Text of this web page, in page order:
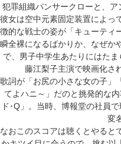
犯罪組織パンサークローと、ア
彼女は空中元素固定装置によっ
徴的な戦士の姿が「キューティ
瞬全裸になるばかりか、なぜか
で、男子中学生あたりにはた
藤江梨子主演で映画化さ
歌詞が「お尻の小さな女の子」
てよハニ～」だのと挑発的な
ド･Q」。当時、博報堂の社員
変
なおこのスコアは聴くとやると